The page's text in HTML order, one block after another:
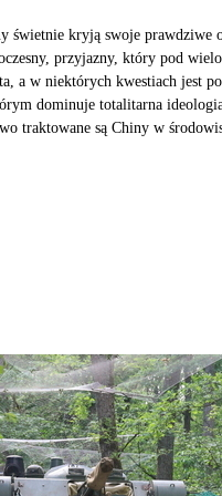
świetnie kryją swoje prawdziwe
przyjazny, który pod
a w niektórych kwestiach jest
dominuje totalitarna
traktowane są Chiny w